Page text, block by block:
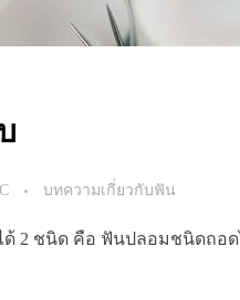
บทความเกี่ยวกับฟัน
ด้ 2 ชนิด คือ ฟันปลอมชนิดถอ